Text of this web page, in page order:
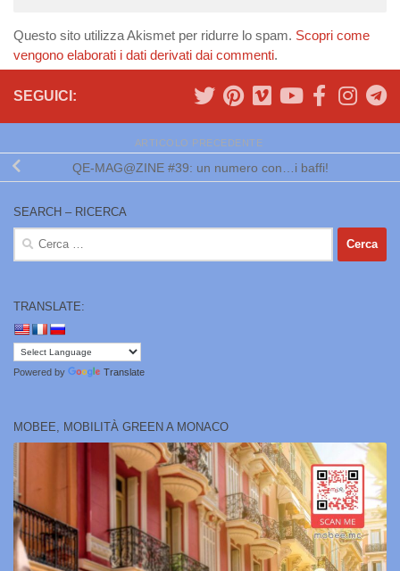
Questo sito utilizza Akismet per ridurre lo spam. Scopri come
vengono elaborati i dati derivati dai commenti.
SEGUICI:
ARTICOLO PRECEDENTE
QE-MAG@ZINE #39: un numero con…i baffi!
SEARCH – RICERCA
Ricerca
TRANSLATE:
Powered by Translate
MOBEE, MOBILITÀ GREEN A MONACO